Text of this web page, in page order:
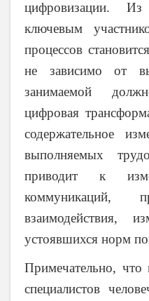
цифровизации.Из
ключевым
процессов
не зависимо от
занимаемой
цифровая
содержательное
выполняемых
приводит к
коммуникаций,
взаимодействия,
устоявшихся норм
Примечательно,
специалистов